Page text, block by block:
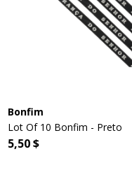
Bonfim
Lot Of 10 Bonfim - Preto
5,50 $